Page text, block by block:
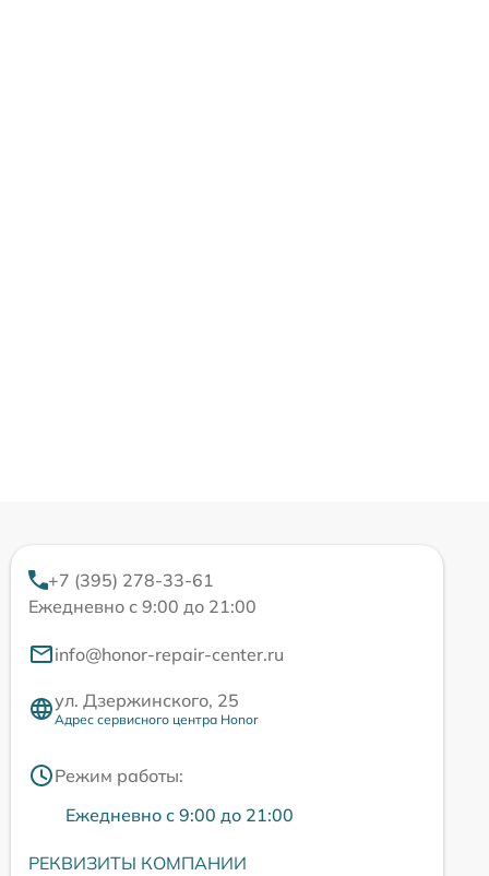
+7 (395) 278-33-61
Ежедневно с 9:00 до 21:00
info@honor-repair-center.ru
ул. Дзержинского, 25
Адрес сервисного центра Honor
Режим работы:
Ежедневно с 9:00 до 21:00
РЕКВИЗИТЫ КОМПАНИИ